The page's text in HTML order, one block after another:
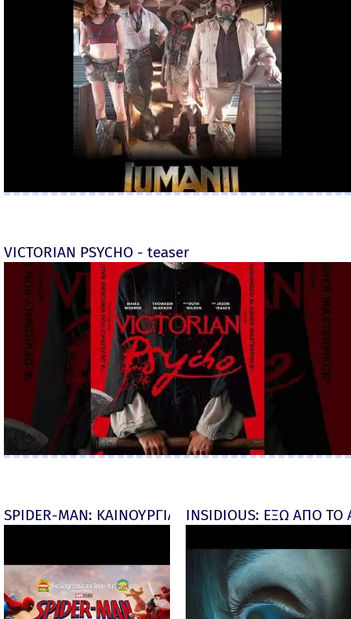
VICTORIAN PSYCHO - teaser
SPIDER-MAN: ΚΑΙΝΟΥΡΓΙΑ ΜΕΡΑ (Spider-Man:
INSIDIOUS: ΕΞΩ ΑΠΟ